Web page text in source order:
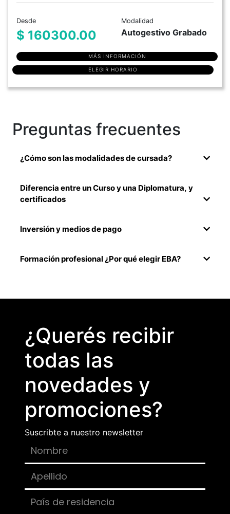
Desde
$ 160300.00
Modalidad
Autogestivo Grabado
MÁS INFORMACIÓN
ELEGIR HORARIO
Preguntas frecuentes
¿Cómo son las modalidades de cursada?
Diferencia entre un Curso y una Diplomatura, y
certificados
Inversión y medios de pago
Formación profesional ¿Por qué elegir EBA?
¿Querés recibir
todas las
novedades y
promociones?
Suscribte a nuestro newsletter